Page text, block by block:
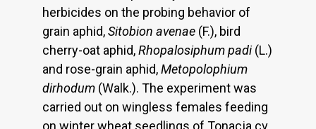
herbicides on the probing behavior of
grain aphid,Sitobion avenae (F.), bird
cherry-oat aphid,Rhopalosiphum padi(L.)
and rose-grain aphid,Metopolophium
dirhodum (Walk.). The experiment was
carried out on wingless females feeding
on winter wheat seedlings of Tonacja cv.